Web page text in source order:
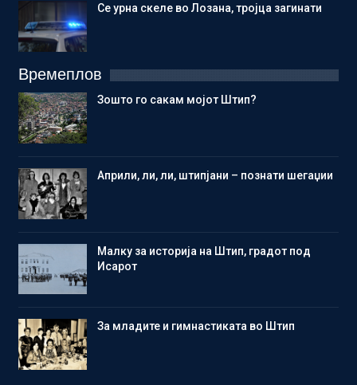
Се урна скеле во Лозана, тројца загинати
Времеплов
Зошто го сакам мојот Штип?
Aприли, ли, ли, штипјани – познати шегаџии
Малку за историја на Штип, градот под
Исарот
Зa младите и гимнастиката во Штип